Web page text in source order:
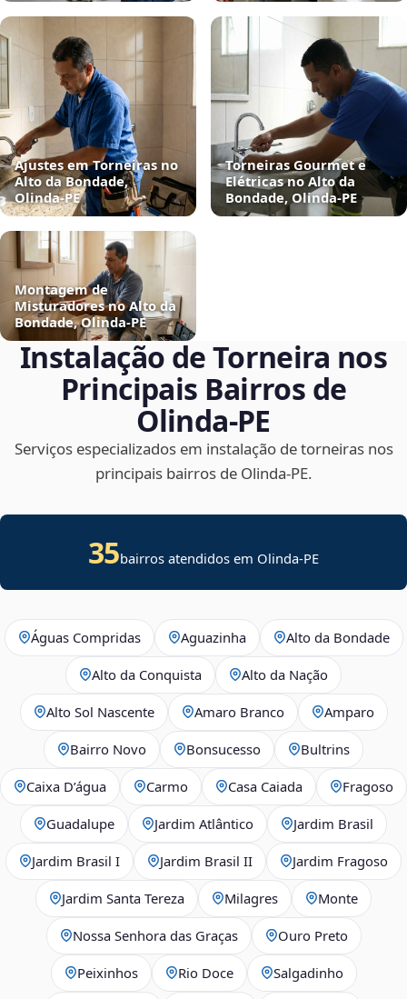
Ajustes em Torneiras no
Alto da Bondade,
Olinda‑PE
Torneiras Gourmet e
Elétricas no Alto da
Bondade, Olinda‑PE
Montagem de
Misturadores no Alto da
Bondade, Olinda‑PE
Instalação de Torneira nos
Principais Bairros de
Olinda‑PE
Serviços especializados em instalação de torneiras nos
principais bairros de Olinda‑PE.
35bairros atendidos em Olinda-PE
Águas Compridas Aguazinha Alto da Bondade
Alto da Conquista Alto da Nação
Alto Sol Nascente Amaro Branco Amparo
Bairro Novo Bonsucesso Bultrins
Caixa D’água Carmo Casa Caiada Fragoso
Guadalupe Jardim Atlântico Jardim Brasil
Jardim Brasil I Jardim Brasil II Jardim Fragoso
Jardim Santa Tereza Milagres Monte
Nossa Senhora das Graças Ouro Preto
Peixinhos Rio Doce Salgadinho